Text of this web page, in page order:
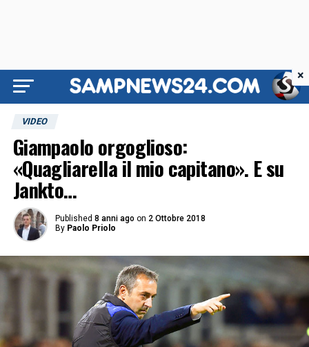
VIDEO
Giampaolo orgoglioso:
«Quagliarella il mio capitano». E su
Jankto…
Published 8 anni ago on 2 Ottobre 2018
By Paolo Priolo
×